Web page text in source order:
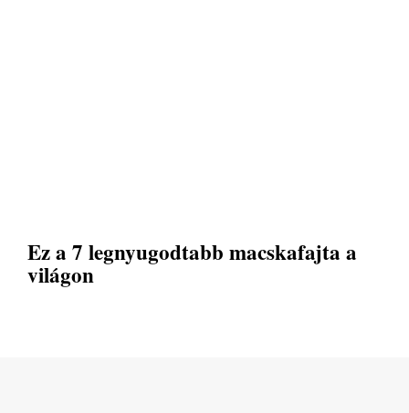
Ez a 7 legnyugodtabb macskafajta a
világon